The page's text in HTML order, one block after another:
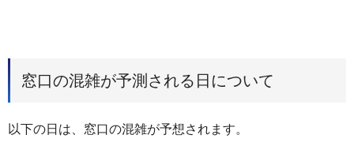
窓口の混雑が予測される日について
以下の日は、窓口の混雑が予想されます。